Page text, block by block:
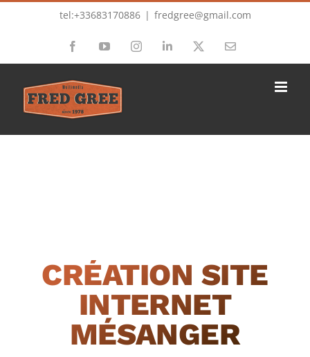
tel:+33683170886 | fredgree@gmail.com
FacebookYouTubeInstagramLinkedIn Email
CRÉATION SITE
INTERNET
MÉSANGER